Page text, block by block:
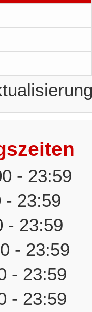
- 23:59
- 23:59
- 23:59
- 23:59
- 23:59
- 23:59